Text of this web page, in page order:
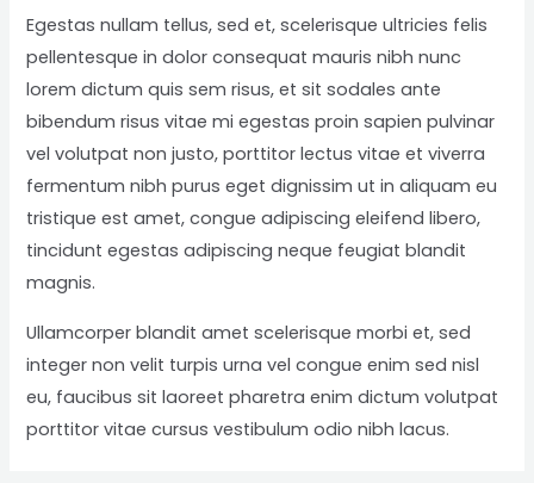
Egestas nullam tellus, sed et, scelerisque ultricies felis
pellentesque in dolor consequat mauris nibh nunc
lorem dictum quis sem risus, et sit sodales ante
bibendum risus vitae mi egestas proin sapien pulvinar
vel volutpat non justo, porttitor lectus vitae et viverra
fermentum nibh purus eget dignissim ut in aliquam eu
tristique est amet, congue adipiscing eleifend libero,
tincidunt egestas adipiscing neque feugiat blandit
magnis.
Ullamcorper blandit amet scelerisque morbi et, sed
integer non velit turpis urna vel congue enim sed nisl
eu, faucibus sit laoreet pharetra enim dictum volutpat
porttitor vitae cursus vestibulum odio nibh lacus.